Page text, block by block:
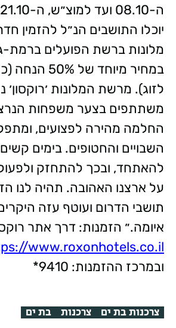
יוכלו התושבים הנ״ל להזמין
מלונות ברשת הפועלים ברמת-
לזוג). מרשת המלונות ׳רוקסון׳
משתתפים בצער משפחות
החלמה מהירה לפצועים,
השבויים והחטופים. בימים קשים
להאתחד, ובכך להתחזק
על ארצנו האהובה. תהיה לנו
תושבי הדרום ועוטף עזה
איומה.״ הזמנות: דרך אתר
www.roxonhotels.co.il/
ובמרכז ההזמנות: 9410*
צרכנות בת ים צרכנות בת ים